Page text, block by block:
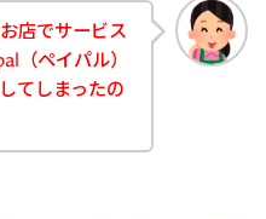
店でサービス
（ペイパル）
てしまったの